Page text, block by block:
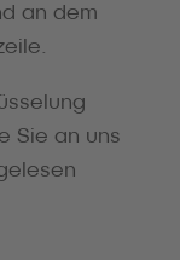
an dem
Sie an uns